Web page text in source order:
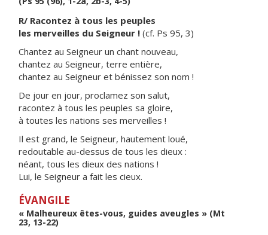
R/ Racontez à tous les peuples
les merveilles du Seigneur ! (cf. Ps 95, 3)
Chantez au Seigneur un chant nouveau,
chantez au Seigneur, terre entière,
chantez au Seigneur et bénissez son nom !
De jour en jour, proclamez son salut,
racontez à tous les peuples sa gloire,
à toutes les nations ses merveilles !
Il est grand, le Seigneur, hautement loué,
redoutable au-dessus de tous les dieux :
néant, tous les dieux des nations !
Lui, le Seigneur a fait les cieux.
ÉVANGILE
« Malheureux êtes-vous, guides aveugles » (Mt
23, 13-22)